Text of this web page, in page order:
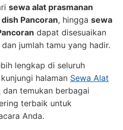
sewa alat prasmanan
Pancoran, hingga sewa
dapat disesuaikan
jumlah tamu yang hadir.
lengkap di seluruh
halaman Sewa Alat
dan temukan berbagai
terbaik untuk
Anda.